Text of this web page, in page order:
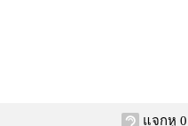
แจกหู 0